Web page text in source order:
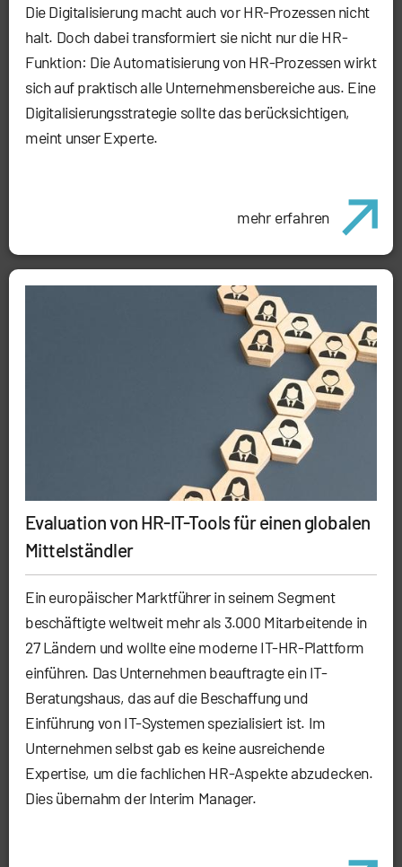
Die Digitalisierung macht auch vor HR-Prozessen nicht
halt. Doch dabei transformiert sie nicht nur die HR-
Funktion: Die Automatisierung von HR-Prozessen wirkt
sich auf praktisch alle Unternehmensbereiche aus. Eine
Digitalisierungsstrategie sollte das berücksichtigen,
meint unser Experte.
mehr erfahren
Evaluation von HR-IT-Tools für einen globalen
Mittelständler
Ein europäischer Marktführer in seinem Segment
beschäftigte weltweit mehr als 3.000 Mitarbeitende in
27 Ländern und wollte eine moderne IT-HR-Plattform
einführen. Das Unternehmen beauftragte ein IT-
Beratungshaus, das auf die Beschaffung und
Einführung von IT-Systemen spezialisiert ist. Im
Unternehmen selbst gab es keine ausreichende
Expertise, um die fachlichen HR-Aspekte abzudecken.
Dies übernahm der Interim Manager.